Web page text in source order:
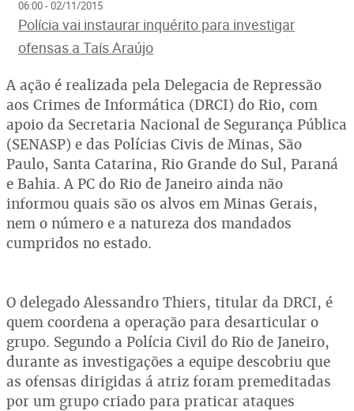
06:00 - 02/11/2015
Polícia vai instaurar inquérito para investigar
ofensas a Taís Araújo
A ação é realizada pela Delegacia de Repressão
aos Crimes de Informática (DRCI) do Rio, com
apoio da Secretaria Nacional de Segurança Pública
(SENASP) e das Polícias Civis de Minas, São
Paulo, Santa Catarina, Rio Grande do Sul, Paraná
e Bahia. A PC do Rio de Janeiro ainda não
informou quais são os alvos em Minas Gerais,
nem o número e a natureza dos mandados
cumpridos no estado.
O delegado Alessandro Thiers, titular da DRCI, é
quem coordena a operação para desarticular o
grupo. Segundo a Polícia Civil do Rio de Janeiro,
durante as investigações a equipe descobriu que
as ofensas dirigidas á atriz foram premeditadas
por um grupo criado para praticar ataques